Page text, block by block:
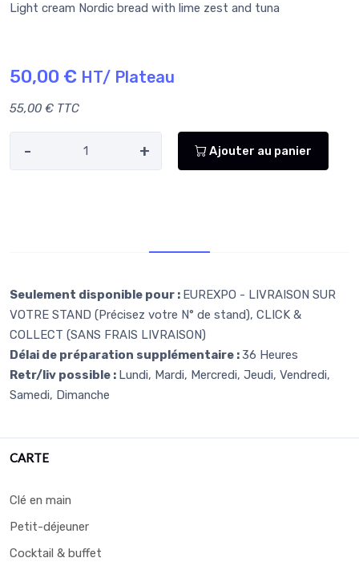
Light cream Nordic bread with lime zest and tuna
50,00 € HT/ Plateau
55,00 € TTC
- + Ajouter au panier
Seulement disponible pour : EUREXPO - LIVRAISON SUR
VOTRE STAND (Précisez votre N° de stand), CLICK &
COLLECT (SANS FRAIS LIVRAISON)
Délai de préparation supplémentaire :36 Heures
Retr/liv possible : Lundi, Mardi, Mercredi, Jeudi, Vendredi,
Samedi, Dimanche
CARTE
Clé en main
Petit-déjeuner
Cocktail & buffet